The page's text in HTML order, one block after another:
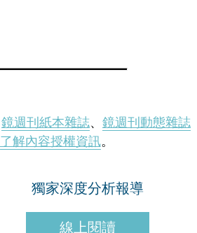
鏡週刊紙本雜誌、 鏡週刊動態雜誌
了解內容授權資訊。
獨家深度分析報導
線上閱讀